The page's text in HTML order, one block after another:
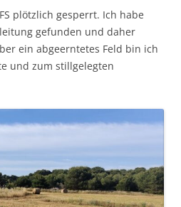
plötzlich gesperrt. Ich habe
gefunden und daher
ein abgeerntetes Feld bin ich
und zum stillgelegten